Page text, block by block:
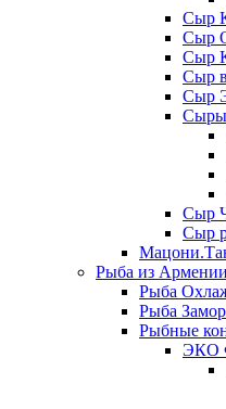
Сыр
Сыр
Сыр
Сыр
Сыр
Сыры
Сыр
Сыр
Рыба из Армении
Рыба
Рыба
Рыбные
ЭКО